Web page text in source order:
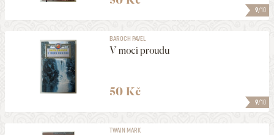
9/10
9/10
BAROCH PAVEL
V moci proudu
50 Kč
TWAIN MARK